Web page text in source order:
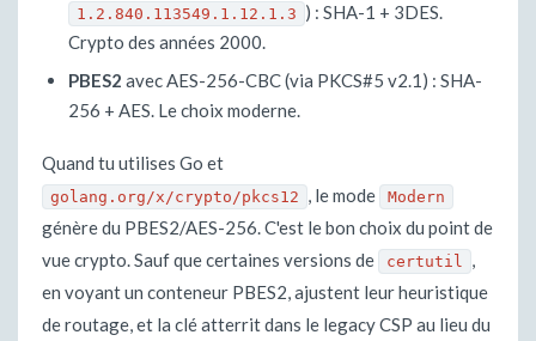
1.2.840.113549.1.12.1.3 ) : SHA-1 + 3DES.
Crypto des années 2000.
PBES2 avec AES-256-CBC (via PKCS#5 v2.1) : SHA-
256 + AES. Le choix moderne.
Quand tu utilises Go et
golang.org/x/crypto/pkcs12 , le mode Modern
génère du PBES2/AES-256. C'est le bon choix du point de
vue crypto. Sauf que certaines versions de
certutil ,
en voyant un conteneur PBES2, ajustent leur heuristique
de routage, et la clé atterrit dans le legacy CSP au lieu du